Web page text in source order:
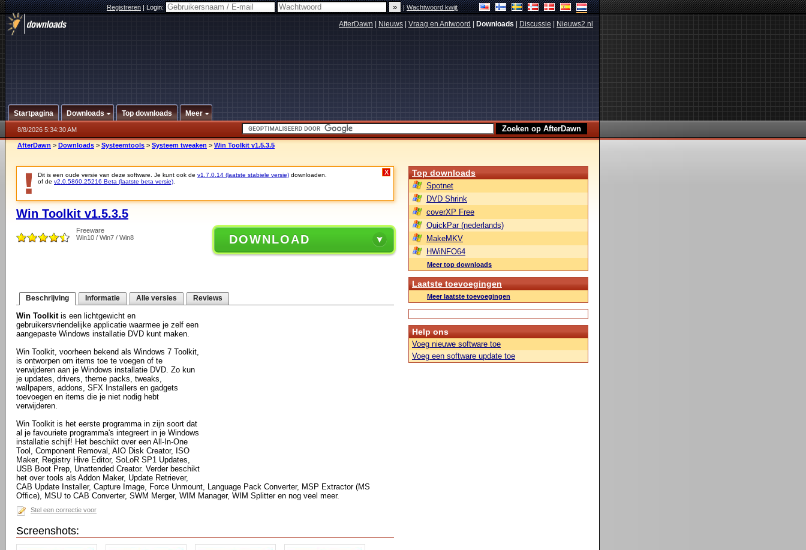
Registreren|Login: |Wachtwoord kwijt
AfterDawn Nieuws Vraag en Antwoord Downloads Discussie Nieuws2.nl
Startpagina Downloads Top downloads Meer
8/8/2026 5:34:30 AM
AfterDawn > Downloads > Systeemtools > Systeem tweaken > Win Toolkit v1.5.3.5
Dit is een oude versie van deze software. Je kunt ook de v1.7.0.14 (laatste stabiele versie) downloaden.
of de v2.0.5860.25216 Beta (laatste beta versie)
X
Win Toolkit v1.5.3.5
Freeware
Win10 / Win7 / Win8
DOWNLOAD
Beschrijving Informatie Alle versies Reviews
Win Toolkitis een lichtgewicht en
gebruikersvriendelijke applicatie waarmee je zelf een
aangepaste Windows installatie DVD kunt maken.
Win Toolkit, voorheen bekend als Windows 7 Toolkit,
is ontworpen om items toe te voegen of te
verwijderen aan je Windows installatie DVD. Zo kun
je updates, drivers, theme packs, tweaks,
wallpapers, addons, SFX Installers en gadgets
toevoegen en items die je niet nodig hebt
verwijderen.
Win Toolkit is het eerste programma in zijn soort dat
al je favouriete programma's integreert in je Windows
installatie schijf! Het beschikt over een All-In-One
Tool, Component Removal, AIO Disk Creator, ISO
Maker, Registry Hive Editor, SoLoR SP1 Updates,
USB Boot Prep, Unattended Creator. Verder beschikt
het over tools als Addon Maker, Update Retriever,
CAB Update Installer, Capture Image, Force Unmount, Language Pack Converter, MSP Extractor (MS
Office), MSU to CAB Converter, SWM Merger, WIM Manager, WIM Splitter en nog veel meer.
Stel een correctie voor
Screenshots:
Top downloads
Spotnet
DVD Shrink
coverXP Free
QuickPar (nederlands)
MakeMKV
HWiNFO64
Meer top downloads
Laatste toevoegingen
Meer laatste toevoegingen
Help ons
Voeg nieuwe software toe
Voeg een software update toe